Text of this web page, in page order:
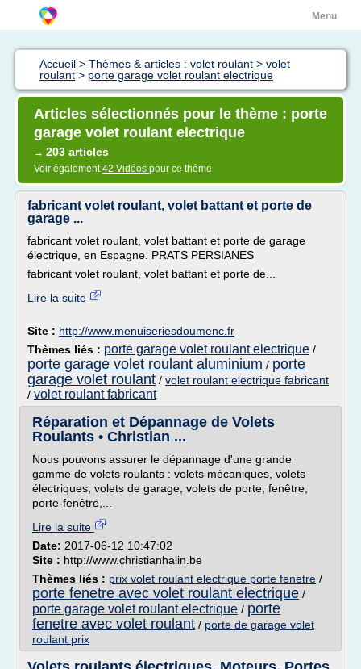
Menu
Accueil > Thèmes & articles : volet roulant > volet
roulant > porte garage volet roulant electrique
Articles sélectionnés pour le thème : porte
garage volet roulant electrique
→ 203 articles
Voir également42 Vidéos pour ce thème
fabricant volet roulant, volet battant et porte de
garage ...
fabricant volet roulant, volet battant et porte de garage
électrique, en Espagne. PRATS PERSIANES
fabricant volet roulant, volet battant et porte de...
Lire la suite
Site : http://www.menuiseriesdoumenc.fr
Thèmes liés : porte garage volet roulant electrique /
porte garage volet roulant aluminium / porte
garage volet roulant / volet roulant electrique fabricant
/ volet roulant fabricant
Réparation et Dépannage de Volets
Roulants • Christian ...
Nous pouvons assurer le dépannage d'une grande
gamme de volets roulants : volets mécaniques, volets
électriques, volets de garage, volets de porte, fenêtre,
porte-fenêtre,...
Lire la suite
Date: 2017-06-12 10:47:02
Site : http://www.christianhalin.be
Thèmes liés : prix volet roulant electrique porte fenetre /
porte fenetre avec volet roulant electrique /
porte garage volet roulant electrique / porte
fenetre avec volet roulant / porte de garage volet
roulant prix